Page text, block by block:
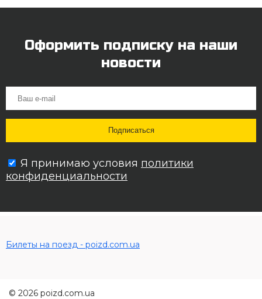
Оформить подписку на наши
новости
Я принимаю условия политики
конфиденциальности
Билеты на поезд - poizd.com.ua
© 2026 poizd.com.ua